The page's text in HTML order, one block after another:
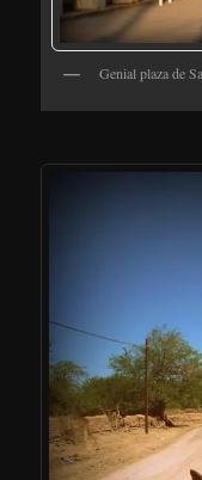
Genial plaza de